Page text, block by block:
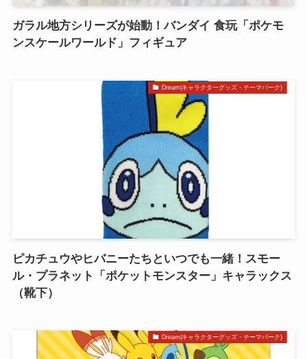
ガラル地方シリーズが始動！バンダイ 食玩「ポケモ
ンスケールワールド」フィギュア
Dream(キャラクターグッズ・テーマパーク)
ピカチュウやヒバニーたちといつでも一緒！スモー
ル・プラネット「ポケットモンスター」キャラックス
（靴下）
Dream(キャラクターグッズ・テーマパーク)